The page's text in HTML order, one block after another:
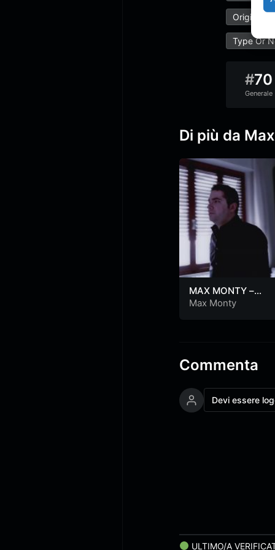
Original
Type Or
#70
Generale
Di più da
MAX MONTY –
Nessuna
Max Monty
Commenta
Devi essere
ULTIMO/A